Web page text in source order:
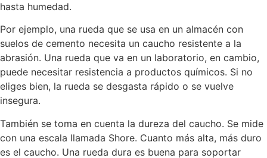
hasta humedad.
Por ejemplo, una rueda que se usa en un almacén con
suelos de cemento necesita un caucho resistente a la
abrasión. Una rueda que va en un laboratorio, en cambio,
puede necesitar resistencia a productos químicos. Si no
eliges bien, la rueda se desgasta rápido o se vuelve
insegura.
También se toma en cuenta la dureza del caucho. Se mide
con una escala llamada Shore. Cuanto más alta, más duro
es el caucho. Una rueda dura es buena para soportar